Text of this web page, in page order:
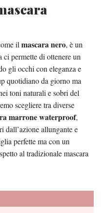
il mascara nero, è un
ci permette di ottenere un
gli occhi con eleganza e
quotidiano da giorno ma
toni naturali e sobri del
scegliere tra diverse
marrone waterproof,
dall’azione allungante e
perfette ma con un
al tradizionale mascara